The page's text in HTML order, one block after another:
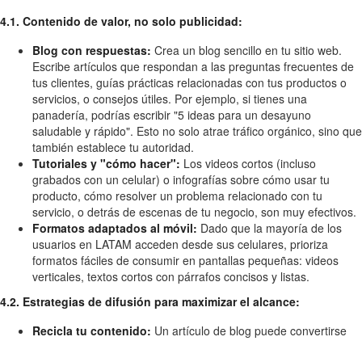
4.1. Contenido de valor, no solo publicidad:
Blog con respuestas: Crea un blog sencillo en tu sitio web.
Escribe artículos que respondan a las preguntas frecuentes de
tus clientes, guías prácticas relacionadas con tus productos o
servicios, o consejos útiles. Por ejemplo, si tienes una
panadería, podrías escribir "5 ideas para un desayuno
saludable y rápido". Esto no solo atrae tráfico orgánico, sino que
también establece tu autoridad.
Tutoriales y "cómo hacer": Los videos cortos (incluso
grabados con un celular) o infografías sobre cómo usar tu
producto, cómo resolver un problema relacionado con tu
servicio, o detrás de escenas de tu negocio, son muy efectivos.
Formatos adaptados al móvil: Dado que la mayoría de los
usuarios en LATAM acceden desde sus celulares, prioriza
formatos fáciles de consumir en pantallas pequeñas: videos
verticales, textos cortos con párrafos concisos y listas.
4.2. Estrategias de difusión para maximizar el alcance:
Recicla tu contenido: Un artículo de blog puede convertirse